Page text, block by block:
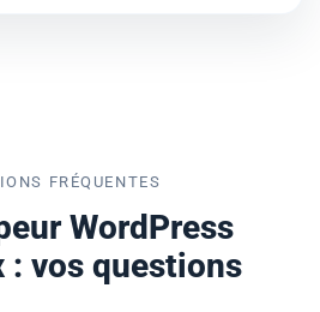
FRÉQUENTES
WordPress
: vos questions